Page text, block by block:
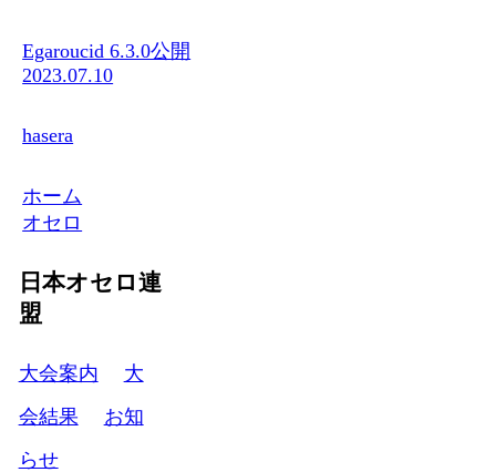
Egaroucid 6.3.0公開
2023.07.10
hasera
ホーム
オセロ
日本オセロ連
盟
大会案内
大
会結果
お知
らせ